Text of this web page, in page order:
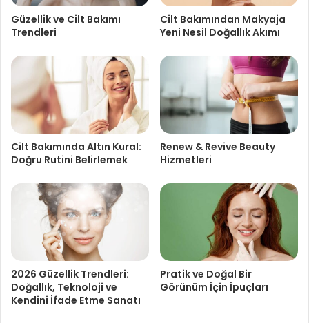
Güzellik ve Cilt Bakımı
Trendleri
Cilt Bakımından Makyaja
Yeni Nesil Doğallık Akımı
Cilt Bakımında Altın Kural:
Doğru Rutini Belirlemek
Renew & Revive Beauty
Hizmetleri
2026 Güzellik Trendleri:
Doğallık, Teknoloji ve
Kendini İfade Etme Sanatı
Pratik ve Doğal Bir
Görünüm İçin İpuçları